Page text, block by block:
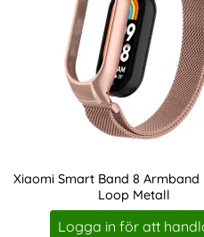
Xiaomi Smart Band 8 Armband
Loop Metall
Art. nr 219593
Logga in för att